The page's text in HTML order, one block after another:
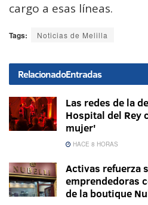
cargo a esas líneas.
Tags: Noticias de Melilla
RelacionadoEntradas
Las redes de la
Hospital del Rey
mujer'
HACE 8 HORAS
Activas refuerza
emprendedoras
de la boutique